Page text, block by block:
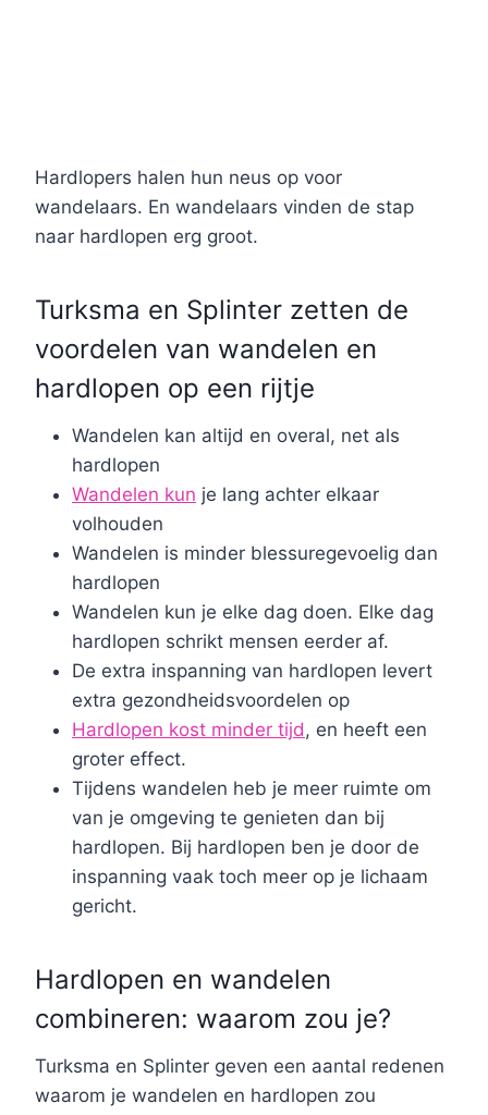
Hardlopers halen hun neus op voor
wandelaars. En wandelaars vinden de stap
naar hardlopen erg groot.
Turksma en Splinter zetten de
voordelen van wandelen en
hardlopen op een rijtje
Wandelen kan altijd en overal, net als
hardlopen
Wandelen kun je lang achter elkaar
volhouden
Wandelen is minder blessuregevoelig dan
hardlopen
Wandelen kun je elke dag doen. Elke dag
hardlopen schrikt mensen eerder af.
De extra inspanning van hardlopen levert
extra gezondheidsvoordelen op
Hardlopen kost minder tijd , en heeft een
groter effect.
Tijdens wandelen heb je meer ruimte om
van je omgeving te genieten dan bij
hardlopen. Bij hardlopen ben je door de
inspanning vaak toch meer op je lichaam
gericht.
Hardlopen en wandelen
combineren: waarom zou je?
Turksma en Splinter geven een aantal redenen
waarom je wandelen en hardlopen zou